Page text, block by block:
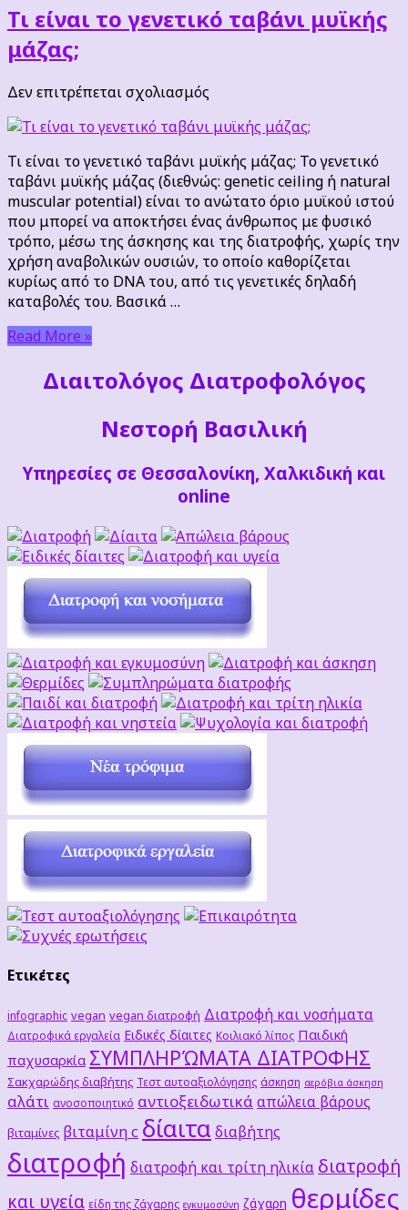
Τι είναι το γενετικό ταβάνι μυϊκής
μάζας;
Δεν επιτρέπεται σχολιασμός
είναι
το
γενετικό
ταβάνι
μυϊκής
μάζας;
Τι είναι το γενετικό ταβάνι μυϊκής μάζας; Το γενετικό
ταβάνι μυϊκής μάζας (διεθνώς: genetic ceiling ή natural
muscular potential) είναι το ανώτατο όριο μυϊκού ιστού
που μπορεί να αποκτήσει ένας άνθρωπος με φυσικό
τρόπο, μέσω της άσκησης και της διατροφής, χωρίς την
χρήση αναβολικών ουσιών, το οποίο καθορίζεται
κυρίως από το DNA του, από τις γενετικές δηλαδή
καταβολές του. Βασικά …
Read More »
Διαιτoλόγος Διατροφολόγος
Νεστορή Βασιλική
Υπηρεσίες σε Θεσσαλονίκη, Χαλκιδική και
online
Ετικέτες
infographic vegan vegan διατροφή Διατροφή και νοσήματα
Διατροφικά εργαλεία Ειδικές δίαιτες Κοιλιακό λίπος Παιδική
παχυσαρκία ΣΥΜΠΛΗΡΏΜΑΤΑ ΔΙΑΤΡΟΦΗΣ
Σακχαρώδης διαβήτης Τεστ αυτοαξιολόγησης άσκηση αερόβια άσκηση
αλάτι ανοσοποιητικό αντιοξειδωτικά απώλεια βάρους
βιταμίνες βιταμίνη c δίαιτα διαβήτης
διατροφή διατροφή και τρίτη ηλικία διατροφή
και υγεία είδη της ζάχαρης εγκυμοσύνη ζάχαρη θερμίδες